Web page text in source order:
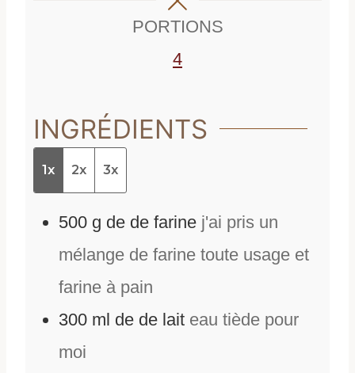
s
PORTIONS
4
INGRÉDIENTS
1x 2x 3x
500 g de de farine j'ai pris un
mélange de farine toute usage et
farine à pain
300 ml de de lait eau tiède pour
moi